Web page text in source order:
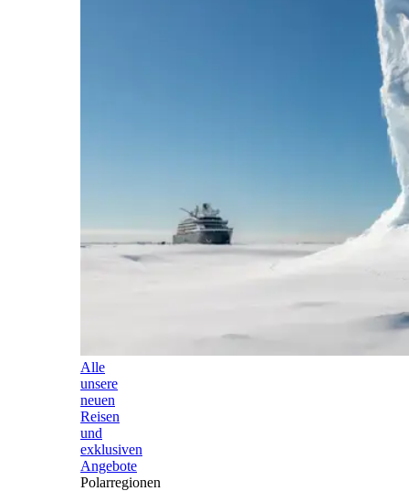
Alle
unsere
neuen
Reisen
und
exklusiven
Angebote
Polarregionen